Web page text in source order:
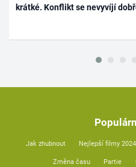
krátké. Konflikt se nevyvíjí
Jak zhubnout Nejlepší filmy 2024
Změna času Partie